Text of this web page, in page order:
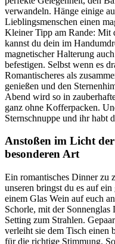
verwandeln. Hänge einige
Lieblingsmenschen einen
Kleiner Tipp am Rande: Mit
kannst du dein im
magnetischer Halterung
befestigen. Selbst wenn es
Romantischeres als
genießen und den
Abend wird so in
ganz ohne Kofferpacken.
Sternschnuppe und ihr habt
Anstoßen im Licht
besonderen Art
Ein romantisches Dinner zu
unseren bringst du es auf
einem Glas Wein auf euch
Schorle, mit der
Setting zum Strahlen.
verleiht sie dem Tisch einen
für die richtige Stimmung.